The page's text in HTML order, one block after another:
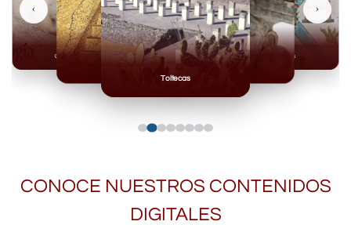
Toltecas
Mexicas
Olmecas
‹ ›
CONOCE NUESTROS CONTENIDOS
DIGITALES